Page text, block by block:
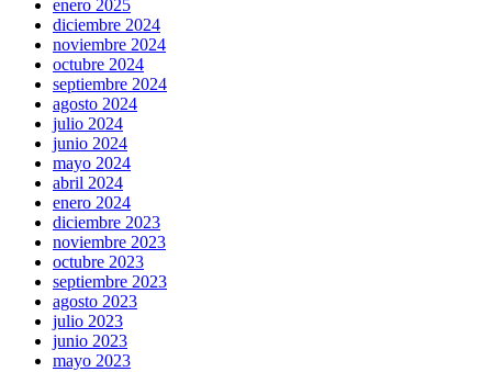
enero 2025
diciembre 2024
noviembre 2024
octubre 2024
septiembre 2024
agosto 2024
julio 2024
junio 2024
mayo 2024
abril 2024
enero 2024
diciembre 2023
noviembre 2023
octubre 2023
septiembre 2023
agosto 2023
julio 2023
junio 2023
mayo 2023